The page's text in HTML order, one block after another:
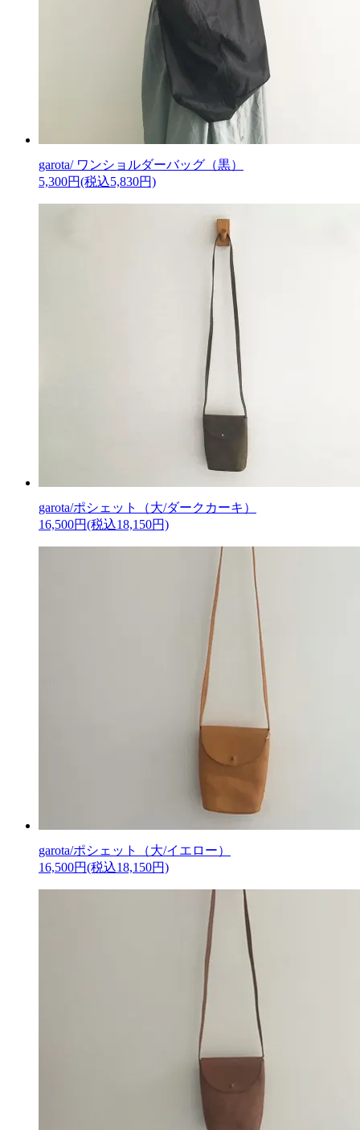
garota/ ワンショルダーバッグ（黒）
5,300円(税込5,830円)
garota/ポシェット（大/ダークカーキ）
16,500円(税込18,150円)
garota/ポシェット（大/イエロー）
16,500円(税込18,150円)